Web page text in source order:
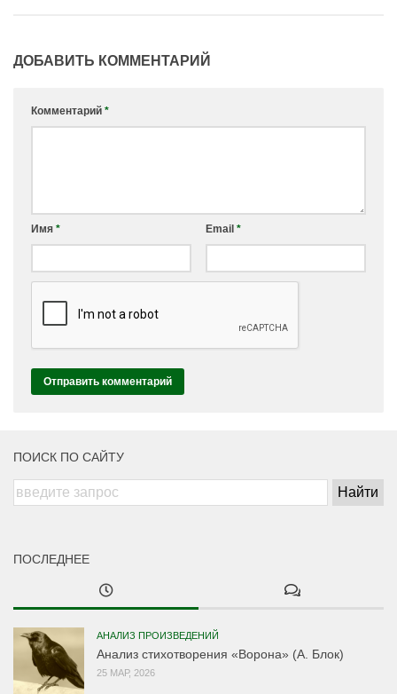
ДОБАВИТЬ КОММЕНТАРИЙ
Комментарий *
Имя * Email *
ПОИСК ПО САЙТУ
ПОСЛЕДНЕЕ
АНАЛИЗ ПРОИЗВЕДЕНИЙ
Анализ стихотворения «Ворона» (А. Блок)
25 МАР, 2026